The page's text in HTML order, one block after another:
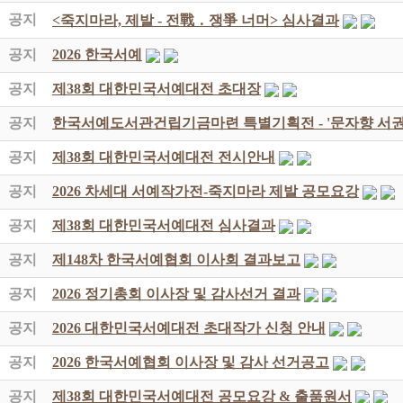
공지 <죽지마라, 제발 - 전戰 ․ 쟁爭 너머> 심사결과
공지 2026 한국서예
공지 제38회 대한민국서예대전 초대장
공지 한국서예도서관건립기금마련 특별기획전 - '문자향 서
공지 제38회 대한민국서예대전 전시안내
공지 2026 차세대 서예작가전-죽지마라 제발 공모요강
공지 제38회 대한민국서예대전 심사결과
공지 제148차 한국서예협회 이사회 결과보고
공지 2026 정기총회 이사장 및 감사선거 결과
공지 2026 대한민국서예대전 초대작가 신청 안내
공지 2026 한국서예협회 이사장 및 감사 선거공고
공지 제38회 대한민국서예대전 공모요강 & 출품원서